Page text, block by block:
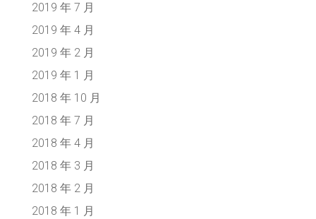
2019 年 7 月
2019 年 4 月
2019 年 2 月
2019 年 1 月
2018 年 10 月
2018 年 7 月
2018 年 4 月
2018 年 3 月
2018 年 2 月
2018 年 1 月